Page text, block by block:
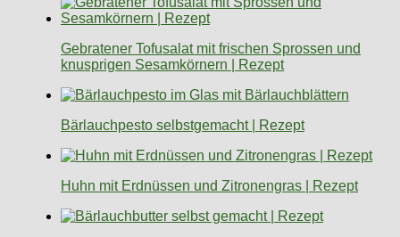
Gebratener Tofusalat mit frischen Sprossen und
knusprigen Sesamkörnern | Rezept
Bärlauchpesto selbstgemacht | Rezept
Huhn mit Erdnüssen und Zitronengras | Rezept